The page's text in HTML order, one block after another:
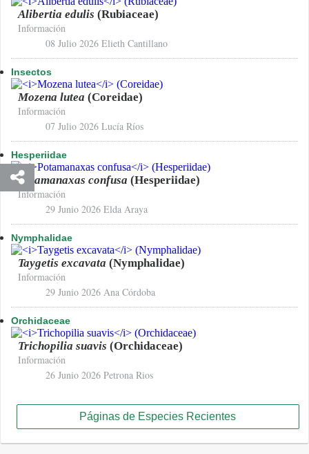
Alibertia edulis (Rubiaceae)
Información
08 Julio 2026 Elieth Cantillano
Insectos
Mozena lutea (Coreidae)
Información
07 Julio 2026 Lucía Ríos
Hesperiidae
Potamanaxas confusa (Hesperiidae)
Información
29 Junio 2026 Elda Araya
Nymphalidae
Taygetis excavata (Nymphalidae)
Información
29 Junio 2026 Ana Córdoba
Orchidaceae
Trichopilia suavis (Orchidaceae)
Información
26 Junio 2026 Petrona Rios
Páginas de Especies Recientes